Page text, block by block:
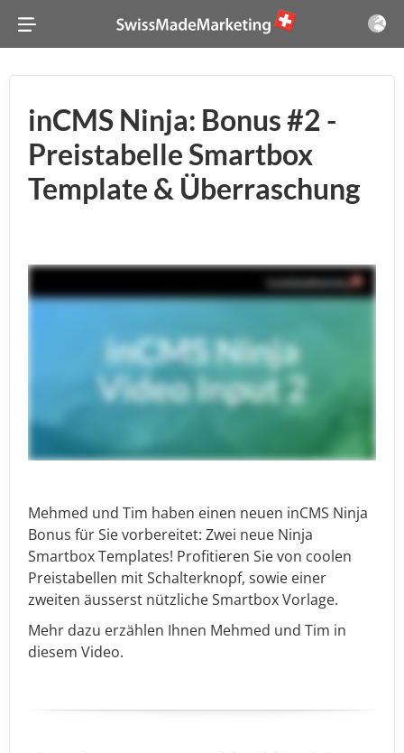
inCMS Ninja: Bonus #2 -
Preistabelle Smartbox
Template & Überraschung
Mehmed und Tim haben einen neuen inCMS Ninja
Bonus für Sie vorbereitet: Zwei neue Ninja
Smartbox Templates! Profitieren Sie von coolen
Preistabellen mit Schalterknopf, sowie einer
zweiten äusserst nützliche Smartbox Vorlage.
Mehr dazu erzählen Ihnen Mehmed und Tim in
diesem Video.